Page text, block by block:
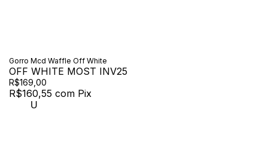
Gorro Mcd Waffle Off White
OFF WHITE MOST INV25
R$169,00
R$160,55 com Pix
U